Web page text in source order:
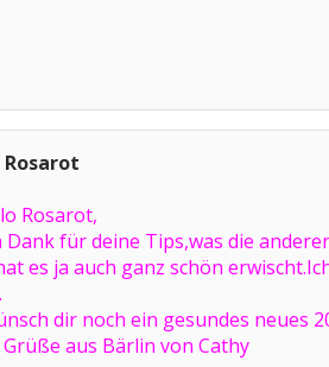
Rosarot,
Dank für deine Tips,was die
es ja auch ganz schön
dir noch ein gesundes neues
Grüße aus Bärlin von Cathy